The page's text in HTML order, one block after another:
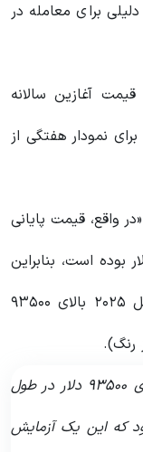
برای معامله در
آغازین سالانه
که برای نمودار هفتگی از
واقع، قیمت پایانی
اندکی بالاتر از ۹۳۵۰۰ دلار بوده است، بنابراین
بیشتر شبیه به قیمت پایانی هفتگی آوریل ۲۰۲۵ بالای ۹۳۵۰۰
«بیت‌کوین باید راهی برای بازپس‌گیری ۹۳۵۰۰ دلار در طول
که این یک آزمایش